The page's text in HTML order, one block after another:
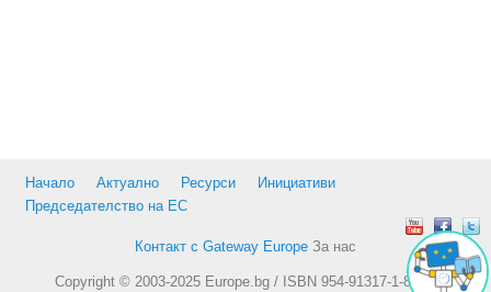
Начало Актуално Ресурси
Инициативи
Председателство на ЕС
Контакт с Gateway Europe За нас
Copyright © 2003-2025 Europe.bg / ISBN 954-91317-1-8